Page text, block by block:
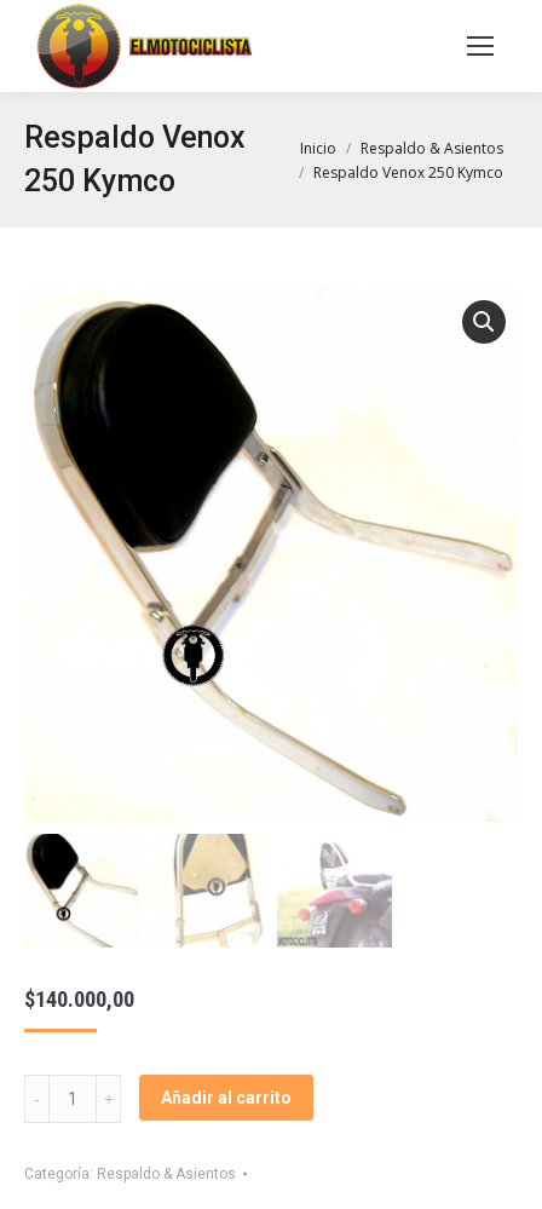
Buscar:
Respaldo Venox
250 Kymco
Estás aquí:
Inicio
Respaldo & Asientos
Respaldo Venox 250 Kymco
$140.000,00
Respaldo
Kymco
Añadir al carrito
Categoría: Respaldo & Asientos